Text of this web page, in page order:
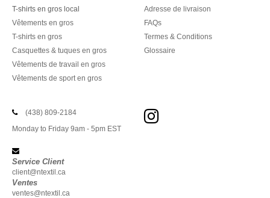
T-shirts en gros local
Vêtements en gros
T-shirts en gros
Casquettes & tuques en gros
Vêtements de travail en gros
Vêtements de sport en gros
Adresse de livraison
FAQs
Termes & Conditions
Glossaire
(438) 809-2184
Monday to Friday 9am - 5pm EST
Service Client
client@ntextil.ca
Ventes
ventes@ntextil.ca